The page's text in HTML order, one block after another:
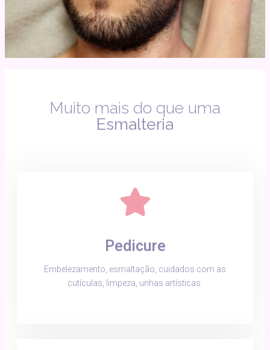
Muito mais do que uma
Esmalteria
Pedicure
Embelezamento, esmaltação, cuidados com as
cutículas, limpeza, unhas artísticas.